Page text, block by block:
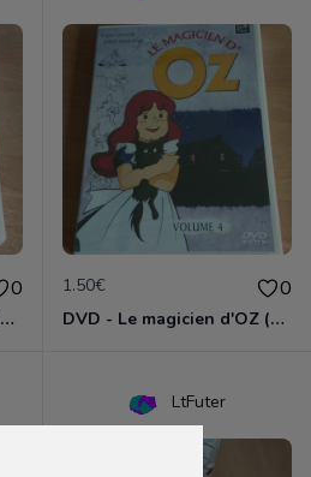
0
DVD - Le magicien d'OZ (volume 3)
1.50€ 0
DVD - Le magicien d'OZ (volume 4)
LtFuter